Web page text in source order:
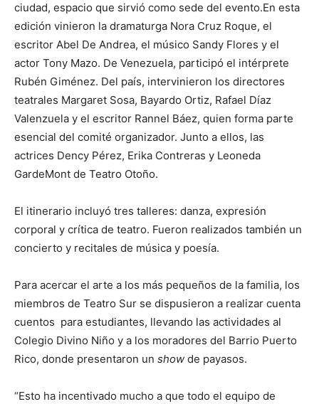
ciudad, espacio que sirvió como sede del evento.En esta
edición vinieron la dramaturga Nora Cruz Roque, el
escritor Abel De Andrea, el músico Sandy Flores y el
actor Tony Mazo. De Venezuela, participó el intérprete
Rubén Giménez. Del país, intervinieron los directores
teatrales Margaret Sosa, Bayardo Ortiz, Rafael Díaz
Valenzuela y el escritor Rannel Báez, quien forma parte
esencial del comité organizador. Junto a ellos, las
actrices Dency Pérez, Erika Contreras y Leoneda
GardeMont de Teatro Otoño.
El itinerario incluyó tres talleres: danza, expresión
corporal y crítica de teatro. Fueron realizados también un
concierto y recitales de música y poesía.
Para acercar el arte a los más pequeños de la familia, los
miembros de Teatro Sur se dispusieron a realizar cuenta
cuentos para estudiantes, llevando las actividades al
Colegio Divino Niño y a los moradores del Barrio Puerto
Rico, donde presentaron un show de payasos.
“Esto ha incentivado mucho a que todo el equipo de